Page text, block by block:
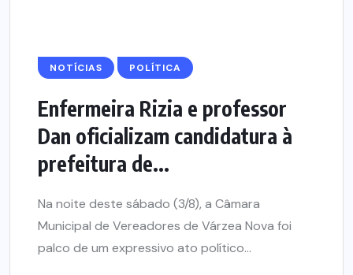
NOTÍCIAS POLÍTICA
Enfermeira Rizia e professor
Dan oficializam candidatura à
prefeitura de...
Na noite deste sábado (3/8), a Câmara
Municipal de Vereadores de Várzea Nova foi
palco de um expressivo ato político...